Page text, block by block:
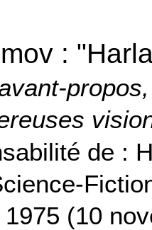
:
de :
(10